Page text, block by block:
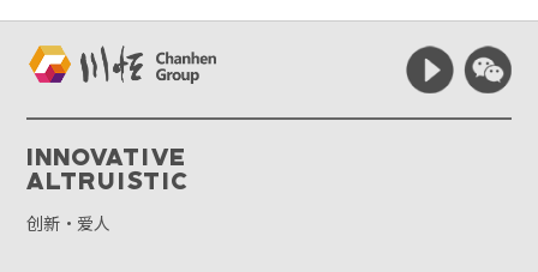
Innovative
Altruistic
创新·爱人